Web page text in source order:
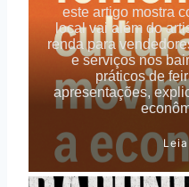
V
A
N
A
C
O
E
D
E
este artigo mostra
local vai além do
renda para
e serviços nos
práticos de
apresentações,